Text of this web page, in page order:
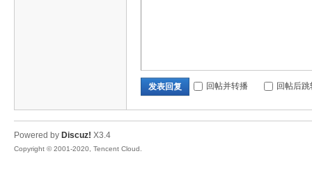
发表回复 回帖并转播 回帖后
Powered by Discuz! X3.4
Copyright © 2001-2020, Tencent Cloud.